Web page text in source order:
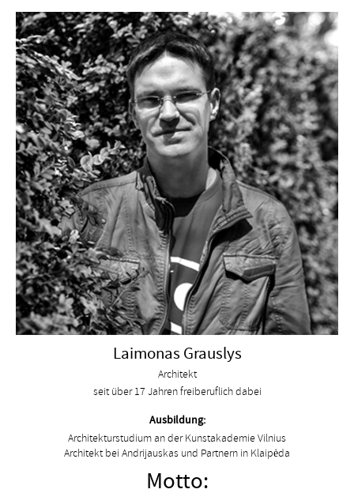
Laimonas Grauslys
Architekt
seit über 17 Jahren freiberuflich dabei
Ausbildung:
Architekturstudium an der Kunstakademie Vilnius
Architekt bei Andrijauskas und Partnern in Klaipėda
Motto: